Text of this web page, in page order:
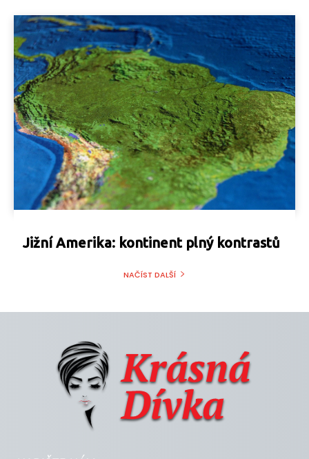
Jižní Amerika: kontinent plný kontrastů
NAČÍST DALŠÍ